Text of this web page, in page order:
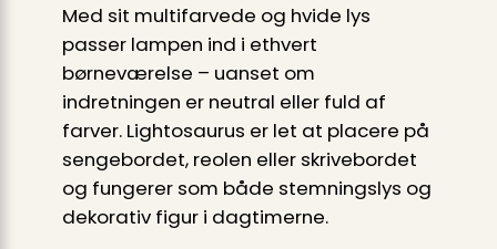
Med sit multifarvede og hvide lys
passer lampen ind i ethvert
børneværelse – uanset om
indretningen er neutral eller fuld af
farver. Lightosaurus er let at placere på
sengebordet, reolen eller skrivebordet
og fungerer som både stemningslys og
dekorativ figur i dagtimerne.